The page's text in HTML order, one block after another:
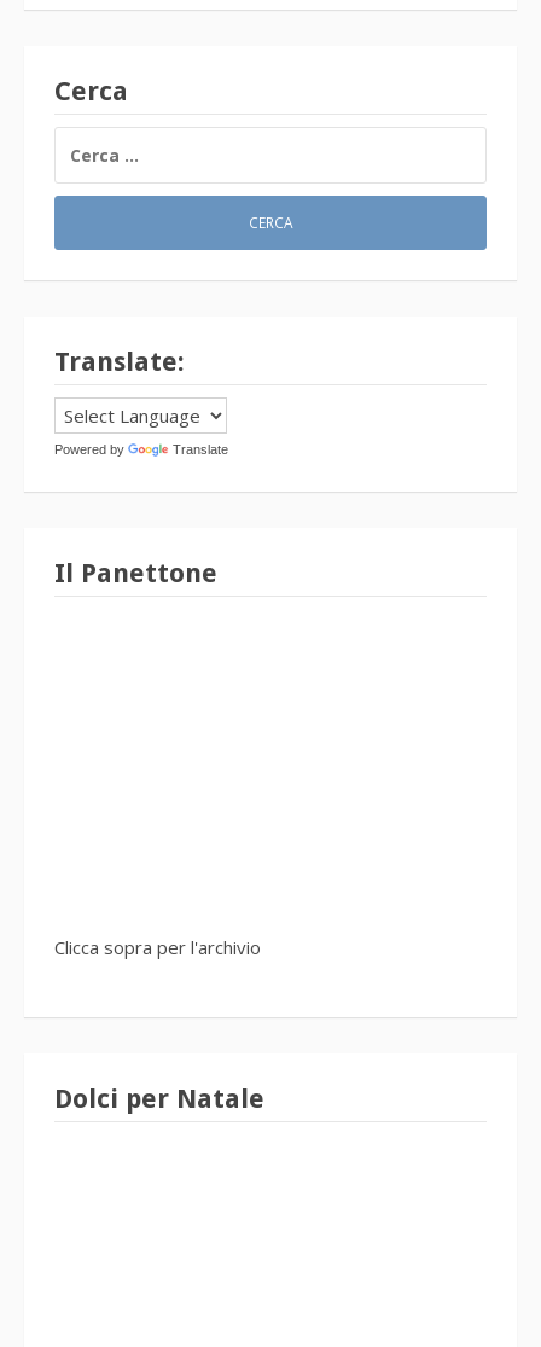
Cerca
PER:
Translate:
Powered by Translate
Il Panettone
Clicca sopra per l'archivio
Dolci per Natale